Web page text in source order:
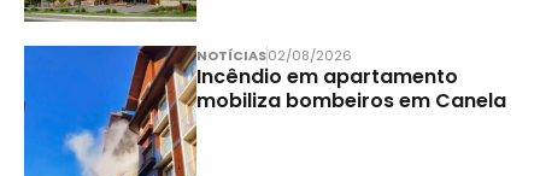
NOTÍCIAS02/08/2026
Incêndio em apartamento
mobiliza bombeiros em Canela